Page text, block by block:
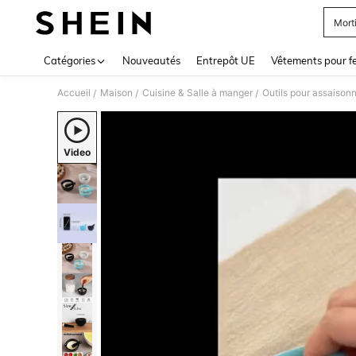
Catégories Nouveautés Entrepôt UE Vêtements pour
Accueil / Maison / Cuisine & Salle à manger / Outils pour
Video